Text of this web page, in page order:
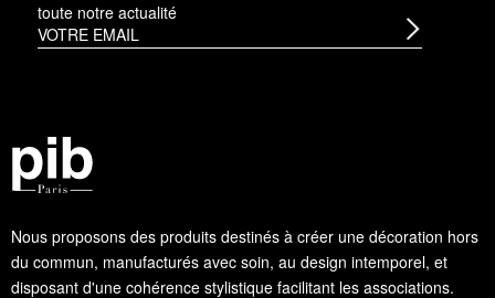
Nous proposons des produits destinés à créer une décoration hors
du commun, manufacturés avec soin, au design intemporel, et
disposant d'une cohérence stylistique facilitant les associations.
toute notre actualité